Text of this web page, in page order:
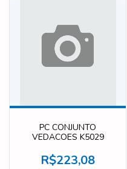
PC CONJUNTO
VEDACOES K5029
R$223,08